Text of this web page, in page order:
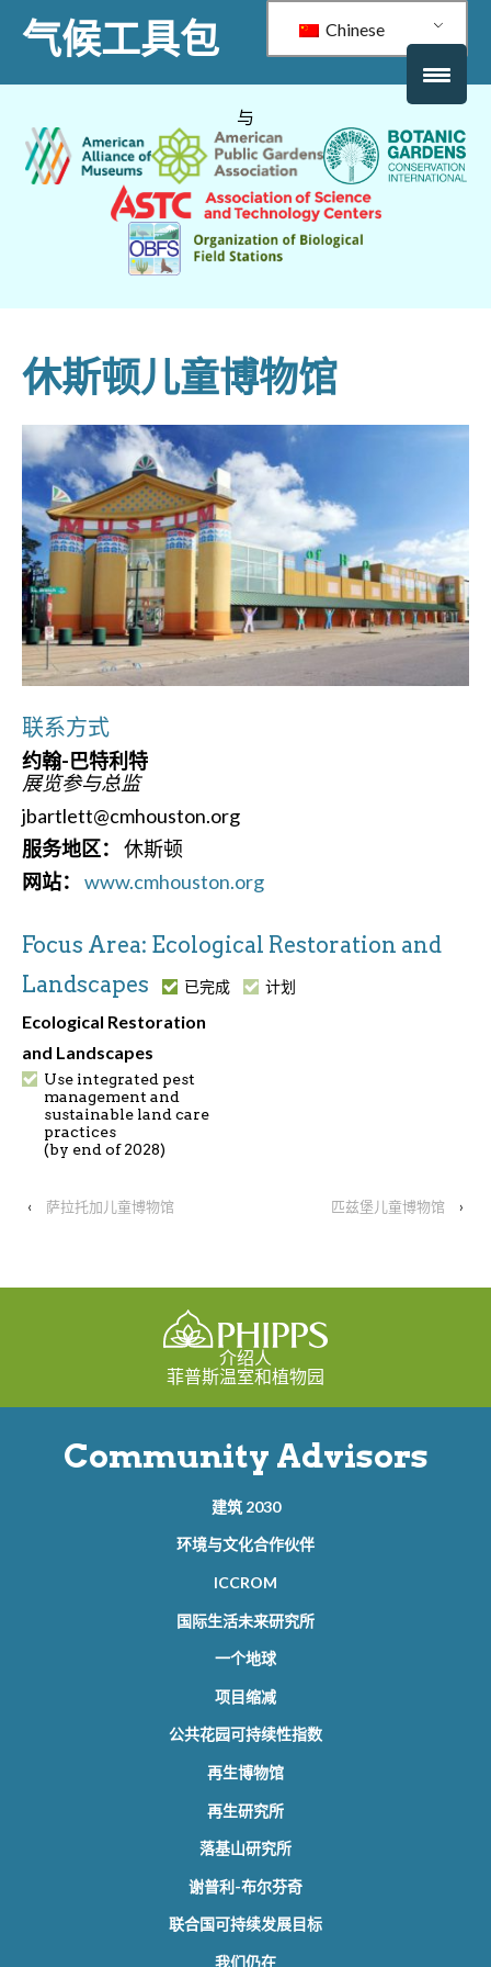
气候工具包 Chinese
与
休斯顿儿童博物馆
联系方式
约翰-巴特利特
展览参与总监
jbartlett@cmhouston.org
服务地区：
休斯顿
网站：
www.cmhouston.org
Focus Area: Ecological Restoration and
Landscapes
已完成 计划
Ecological Restoration
and Landscapes
Use integrated pest
management and
sustainable land care
practices
(by end of 2028)
‹ 萨拉托加儿童博物馆 匹兹堡儿童博物馆 ›
介绍人
菲普斯温室和植物园
Community Advisors
建筑 2030
环境与文化合作伙伴
ICCROM
国际生活未来研究所
一个地球
项目缩减
公共花园可持续性指数
再生博物馆
再生研究所
落基山研究所
谢普利-布尔芬奇
联合国可持续发展目标
我们仍在